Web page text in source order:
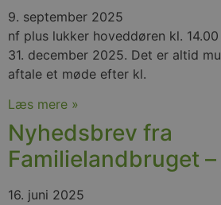
9. september 2025
nf plus lukker hoveddøren kl.
31. december 2025. Det er altid
aftale et møde efter kl.
Læs mere »
Nyhedsbrev fra
Familielandbruget
16. juni 2025